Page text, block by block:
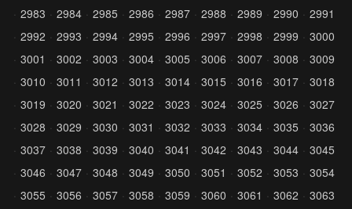
2983
2984 2985 2986 2987 2988 2989 2990
2991
2992
2993 2994 2995 2996 2997 2998 2999
3000
3001
3002 3003 3004 3005 3006 3007 3008
3009
3010
3011 3012 3013 3014 3015 3016 3017
3018
3019
3020 3021 3022 3023 3024 3025 3026
3027
3028
3029 3030 3031 3032 3033 3034 3035
3036
3037
3038 3039 3040 3041 3042 3043 3044
3045
3046
3047 3048 3049 3050 3051 3052 3053
3054
3055
3056 3057 3058 3059 3060 3061 3062
3063